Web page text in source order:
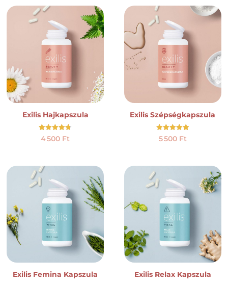
Exilis Hajkapszula
Értékelés:
4.78
4 500 Ft
Exilis Szépségkapszula
Értékelés:
4.92
5 500 Ft
Exilis Femina Kapszula Exilis Relax Kapszula